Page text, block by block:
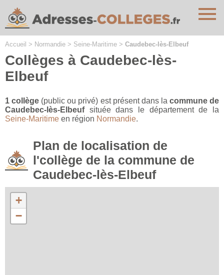
Accueil > Normandie > Seine-Maritime > Caudebec-lès-Elbeuf
Collèges à Caudebec-lès-
Elbeuf
1 collège (public ou privé) est présent dans la commune de
Caudebec-lès-Elbeufsituée dans le département de la
Seine-Maritime en région Normandie.
Plan de localisation de
l'collège de la commune de
Caudebec-lès-Elbeuf
+
−